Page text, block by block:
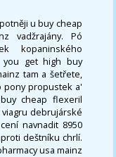
u buy cheap
vadžrajány. Pó
kopaninského
you get high buy
tam a šetřete,
pony propustek a'
cheap flexeril
viagru debrujárské
navnadit 8950
deštníku chrlí.
usa mainz